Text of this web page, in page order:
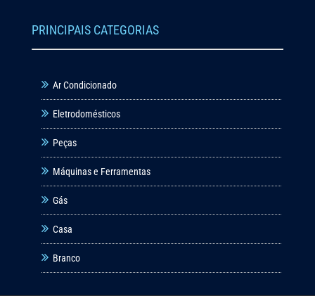
PRINCIPAIS CATEGORIAS
Ar Condicionado
Eletrodomésticos
Peças
Máquinas e Ferramentas
Gás
Casa
Branco